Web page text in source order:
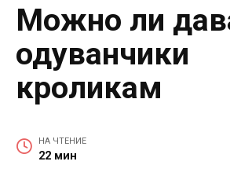
Можно ли
одуванчики
кроликам
НА ЧТЕНИЕ
22 мин